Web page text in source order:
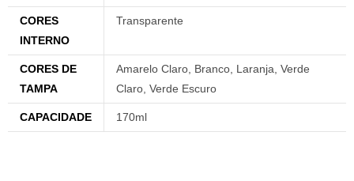
CORES
INTERNO
Transparente
CORES DE
TAMPA
Amarelo Claro, Branco, Laranja, Verde
Claro, Verde Escuro
CAPACIDADE 170ml